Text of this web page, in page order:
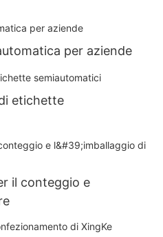
per aziende
etichette
il conteggio e